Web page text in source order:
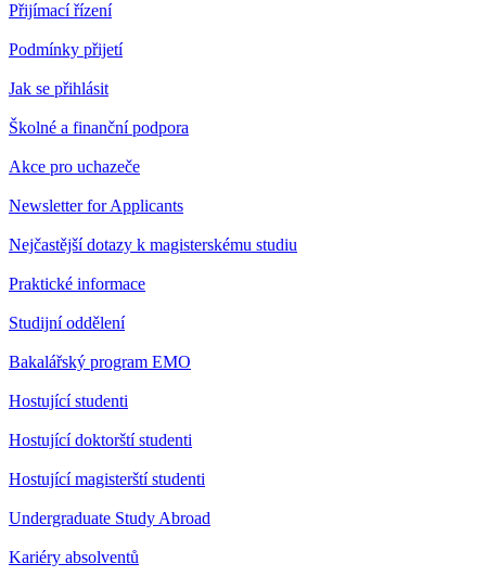
Přijímací řízení
Podmínky přijetí
Jak se přihlásit
Školné a finanční podpora
Akce pro uchazeče
Newsletter for Applicants
Nejčastější dotazy k magisterskému studiu
Praktické informace
Studijní oddělení
Bakalářský program EMO
Hostující studenti
Hostující doktorští studenti
Hostující magisterští studenti
Undergraduate Study Abroad
Kariéry absolventů